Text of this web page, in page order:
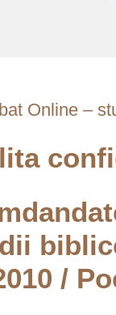
Online –
/